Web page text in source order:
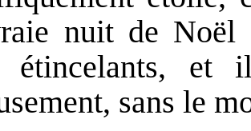
nuit de Noël
étincelants,
sans le